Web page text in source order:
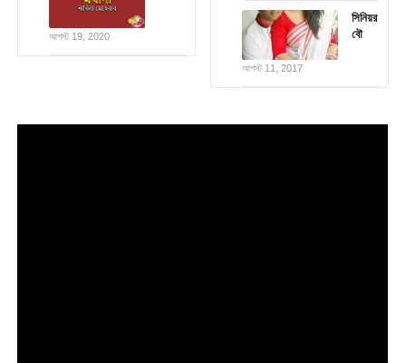
আগস্ট 19, 2020
সিনিয়র
বৌ
আগস্ট 11, 2017